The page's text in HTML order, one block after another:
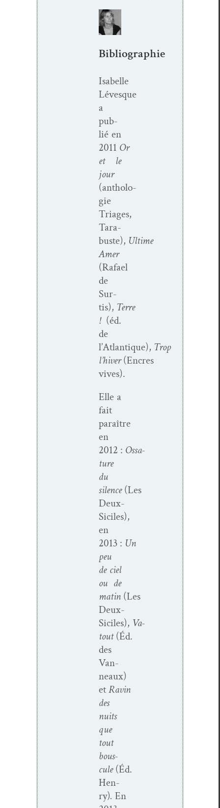
Bibliographie
Isabelle
Lévesque
a
pub­
lié en
2011 Or
et le
jour
(antholo­
gie
Triages,
Tara­
buste), Ultime
Amer
(Rafael
de
Sur­
tis), Terre
!(éd.
de
l’Atlantique), Trop
l’hiver(Encres
vives).
Elle a
fait
paraître
en
2012 : Ossa­
t­ure
du
silence(Les
Deux-
Siciles),
en
2013 : Un
peu
de ciel
ou de
matin (Les
Deux-
Siciles), Va-
tout(Éd.
des
Van­
neaux)
etRavin
des
nuits
que
tout
bous­
cule (Éd.
Hen­
ry). En